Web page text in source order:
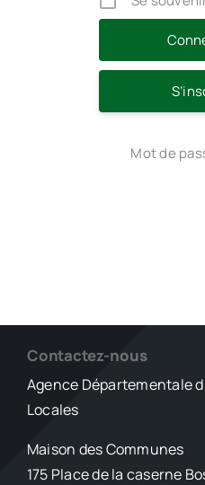
Mot de
Contactez-nous
Agence Départementale
Locales
Maison des Communes
175 Place de la caserne